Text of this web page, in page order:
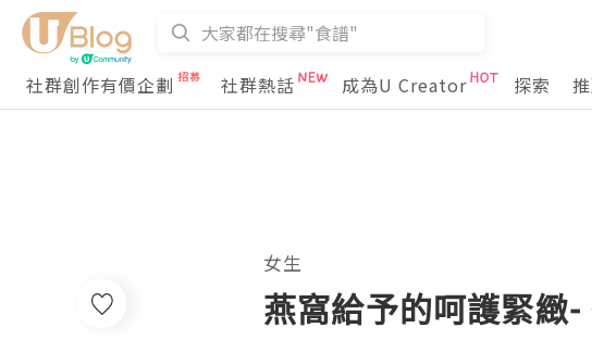
社群創作有價企劃
社群熱話 成為U Creator 探索
女生
燕窩給予的呵護緊緻